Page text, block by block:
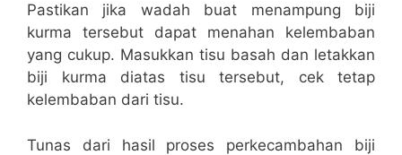
Pastikan jika wadah buat menampung biji
kurma tersebut dapat menahan kelembaban
yang cukup. Masukkan tisu basah dan letakkan
biji kurma diatas tisu tersebut, cek tetap
kelembaban dari tisu.
Tunas dari hasil proses perkecambahan biji